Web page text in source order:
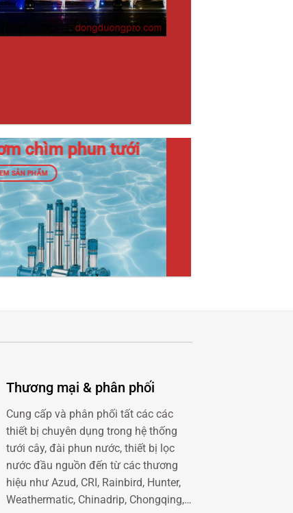
chìm phun tưới
SẢN PHẨM
Thương mại & phân phối
Cung cấp và phân phối tất các các
thiết bị chuyên dụng trong hệ thống
tưới cây, đài phun nước, thiết bị lọc
nước đầu nguồn đến từ các thương
hiệu như Azud, CRI, Rainbird, Hunter,
Weathermatic, Chinadrip, Chongqing,…